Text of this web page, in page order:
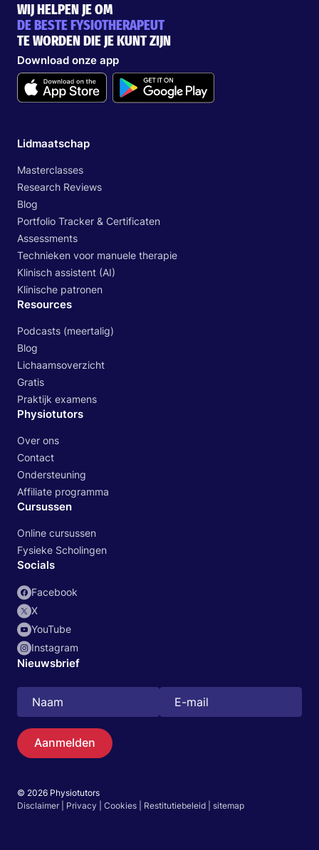
Zoeken
WIJ HELPEN JE OM
DE BESTE FYSIOTHERAPEUT
TE WORDEN DIE JE KUNT ZIJN
Download onze app
Lidmaatschap
Masterclasses
Research Reviews
Blog
Portfolio Tracker & Certificaten
Assessments
Technieken voor manuele therapie
Klinisch assistent (AI)
Klinische patronen
Resources
Podcasts (meertalig)
Blog
Lichaamsoverzicht
Gratis
Praktijk examens
Physiotutors
Over ons
Contact
Ondersteuning
Affiliate programma
Cursussen
Online cursussen
Fysieke Scholingen
Socials
Facebook
X
YouTube
Instagram
Nieuwsbrief
Aanmelden
© 2026 Physiotutors
Disclaimer
Privacy Cookies Restitutiebeleid sitemap